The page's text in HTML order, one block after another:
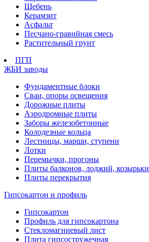
Щебень
Керамзит
Асфальт
Песчано-гравийная смесь
Растительный грунт
ПГП
ЖБИ заводы
Фундаментные блоки
Сваи, опоры освещения
Дорожные плиты
Аэродромные плиты
Заборы железобетонные
Колодезные кольца
Лестницы, марши, ступени
Лотки
Перемычки, прогоны
Плиты балконов, лоджий, козырьки
Плиты перекрытия
Гипсокартон и профиль
Гипсокартон
Профиль для гипсокартона
Стекломагниевый лист
Плита гипсостружечная